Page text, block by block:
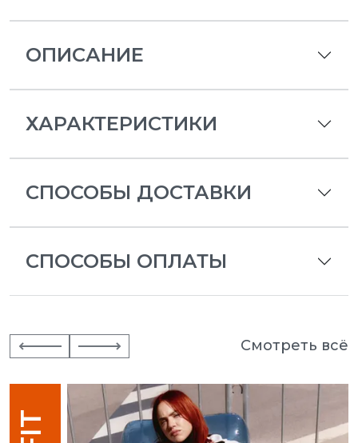
ОПИСАНИЕ
ХАРАКТЕРИСТИКИ
СПОСОБЫ ДОСТАВКИ
СПОСОБЫ ОПЛАТЫ
Смотреть всё